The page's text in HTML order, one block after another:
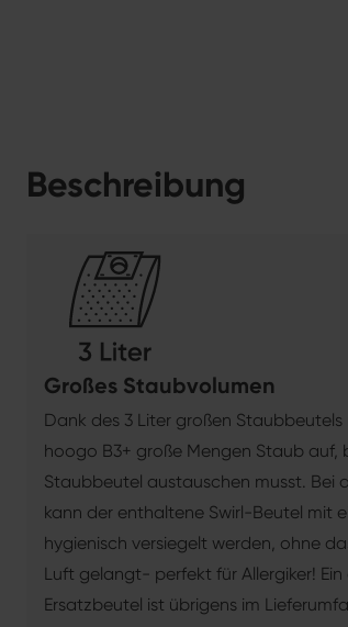
Beschreibung
Großes Staubvolumen
Dank des 3 Liter großen
hoogo B3+ große Mengen Staub auf,
Staubbeutel austauschen musst. Bei
kann der enthaltene Swirl-Beutel mit
hygienisch versiegelt werden, ohne
Luft gelangt- perfekt für Allergiker! Ein
Ersatzbeutel ist übrigens im